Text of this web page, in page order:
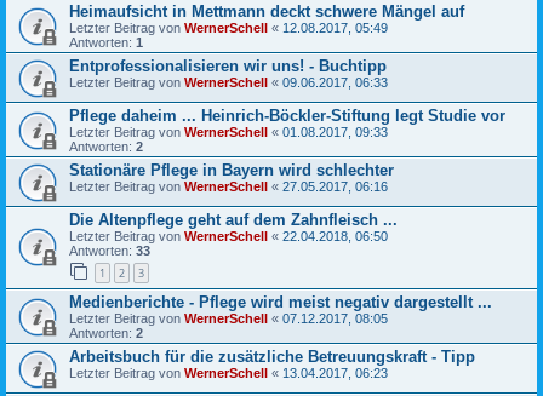
Heimaufsicht in Mettmann deckt schwere Mängel auf
Letzter Beitrag von WernerSchell « 12.08.2017, 05:49
Antworten: 1
Entprofessionalisieren wir uns! - Buchtipp
Letzter Beitrag von WernerSchell « 09.06.2017, 06:33
Pflege daheim ... Heinrich-Böckler-Stiftung legt Studie vor
Letzter Beitrag von WernerSchell « 01.08.2017, 09:33
Antworten: 2
Stationäre Pflege in Bayern wird schlechter
Letzter Beitrag von WernerSchell « 27.05.2017, 06:16
Die Altenpflege geht auf dem Zahnfleisch ...
Letzter Beitrag von WernerSchell « 22.04.2018, 06:50
Antworten: 33
1 2 3
Medienberichte - Pflege wird meist negativ dargestellt ...
Letzter Beitrag von WernerSchell « 07.12.2017, 08:05
Antworten: 2
Arbeitsbuch für die zusätzliche Betreuungskraft - Tipp
Letzter Beitrag von WernerSchell « 13.04.2017, 06:23